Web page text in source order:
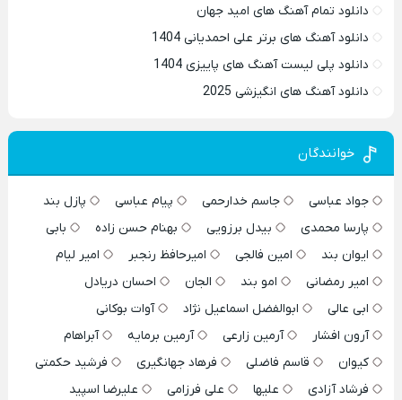
دانلود تمام آهنگ های امید جهان
دانلود آهنگ های برتر علی احمدیانی 1404
دانلود پلی لیست آهنگ های پاییزی 1404
دانلود آهنگ های انگیزشی 2025
خوانندگان
جواد عباسی جاسم خدارحمی پیام عباسی
پازل بند
پارسا محمدی
بیدل برزویی بهنام حسن زاده
بابی
ایوان بند
امین فالجی امیرحافظ رنجبر
امیر لیام
امیر رمضانی
امو بند الجان
احسان دریادل
ابی عالی
ابوالفضل اسماعیل نژاد
آوات بوکانی
آرون افشار
آرمین زارعی آرمین برمایه
آبراهام
کیوان
قاسم فاضلی فرهاد جهانگیری
فرشید حکمتی
فرشاد آزادی
علیها علی فرزامی
علیرضا اسپید